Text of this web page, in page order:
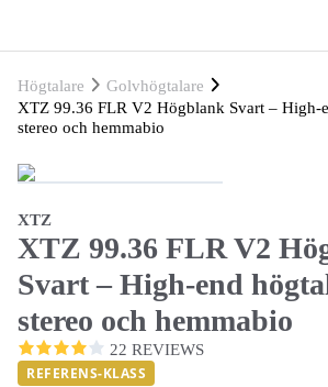
Högtalare
Golvhögtalare
XTZ 99.36 FLR V2 Högblank Svart – High-
stereo och hemmabio
XTZ
XTZ 99.36 FLR V2
Svart – High-end
stereo och hemmabio
22 REVIEWS
REFERENS-KLASS